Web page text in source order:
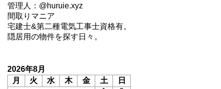
管理人：@huruie.xyz
間取りマニア
宅建士&第二種電気工事士資格有。
隠居用の物件を探す日々。
2026年8月
月
火 水 木 金 土
日